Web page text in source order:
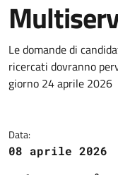
Dettagli
Le domande di
ricercati dovranno
giorno 24 aprile 2026
Data:
08 aprile 2026